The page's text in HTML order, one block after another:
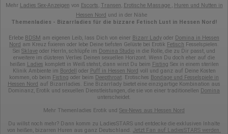
Mehr Ladies Sex-Anzeigen von Escorts, Transen, Erotische Massage , Huren und Nutten in
Hessen Nord und in der Nähe
Themenladies - Bizarrladies für die bizzare Fetisch Lust in Hessen Nord!
Erlebe BDSM am eigenen Leib, lass Dich von einer Bizarr Lady oder Domina in Hessen
Nord am Kreuz fixieren oder lebe Deine tiefsten Gelüste bei Erotik Fetisch Fesselspielen.
Sei Sklave oder HerrIn, schlüpfe im Domina Studio in die Rolle, die zu Dir passt, und
erweitere im düsteren Verlies Deinen sexuellen Horizont. Wenn Du doch eher auf die
heißen Ladies komplett in Weiß stehst, dann wirst Du beim Fisting Sex in einem sterilen
Klinik Ambiente im Bordell oder Puff in Hessen Nord voll und ganz auf Deine Kosten
kommen, ob beim Fisting oder beim Deepthroat . Erotisches Bondage und Fesselspiele in
Hessen Nord auf Bizarrladies. Eine Bizarrlady bietet eine einzigartige Kombination aus
Dominanz, Erotik und sexuellen Dienstleistungen, die sie von einer traditionellen Domina
unterscheidet.
Mehr Themenladies Erotik und Sex-News aus Hessen Nord
Du willst noch mehr? Dann komm zu LadiesSTARS und entdecke die exklusiven Inhalte
von heißen, bizarren Huren aus ganz Deutschland. Jetzt Fan auf LadiesSTARS werden.